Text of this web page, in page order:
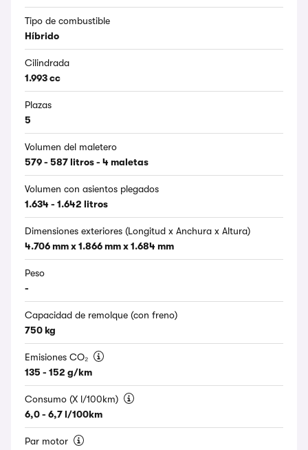
Tipo de combustible
Híbrido
Cilindrada
1.993 cc
Plazas
5
Volumen del maletero
579 - 587 litros - 4 maletas
Volumen con asientos plegados
1.634 - 1.642 litros
Dimensiones exteriores (Longitud x Anchura x Altura)
4.706 mm x 1.866 mm x 1.684 mm
Peso
-
Capacidad de remolque (con freno)
750 kg
Emisiones CO₂
135 - 152 g/km
Consumo (X l/100km)
6,0 - 6,7 l/100km
Par motor